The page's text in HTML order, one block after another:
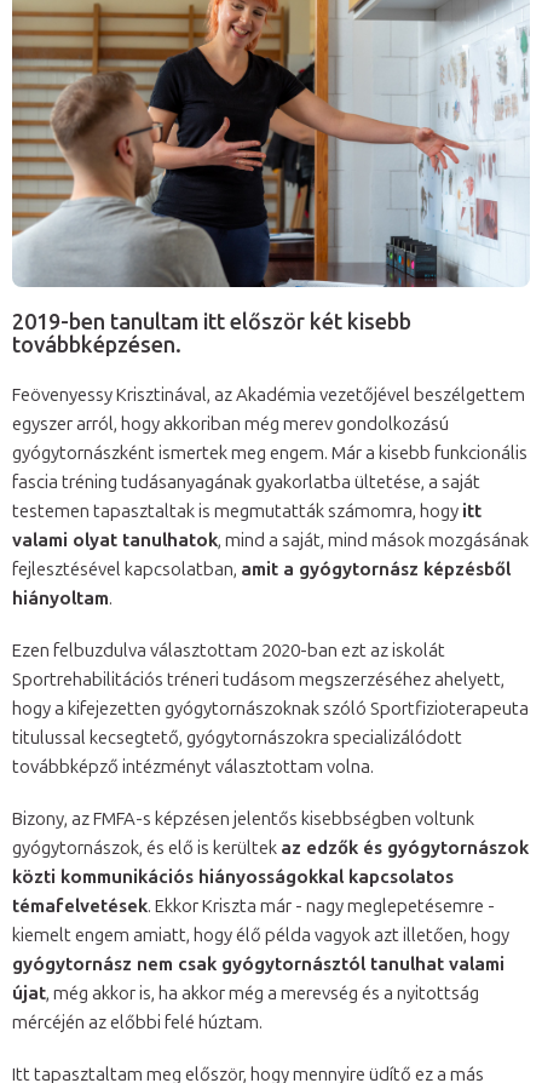
2019-ben tanultam itt először két kisebb
továbbképzésen.
Feövenyessy Krisztinával, az Akadémia vezetőjével beszélgettem
egyszer arról, hogy akkoriban még merev gondolkozású
gyógytornászként ismertek meg engem. Már a kisebb funkcionális
fascia tréning tudásanyagának gyakorlatba ültetése, a saját
testemen tapasztaltak is megmutatták számomra, hogy itt
valami olyat tanulhatok, mind a saját, mind mások mozgásának
fejlesztésével kapcsolatban, amit a gyógytornász képzésből
hiányoltam.
Ezen felbuzdulva választottam 2020-ban ezt az iskolát
Sportrehabilitációs tréneri tudásom megszerzéséhez ahelyett,
hogy a kifejezetten gyógytornászoknak szóló Sportfizioterapeuta
titulussal kecsegtető, gyógytornászokra specializálódott
továbbképző intézményt választottam volna.
Bizony, az FMFA-s képzésen jelentős kisebbségben voltunk
gyógytornászok, és elő is kerültek az edzők és gyógytornászok
közti kommunikációs hiányosságokkal kapcsolatos
témafelvetések. Ekkor Kriszta már - nagy meglepetésemre -
kiemelt engem amiatt, hogy élő példa vagyok azt illetően, hogy
gyógytornász nem csak gyógytornásztól tanulhat valami
újat, még akkor is, ha akkor még a merevség és a nyitottság
mércéjén az előbbi felé húztam.
Itt tapasztaltam meg először, hogy mennyire üdítő ez a más